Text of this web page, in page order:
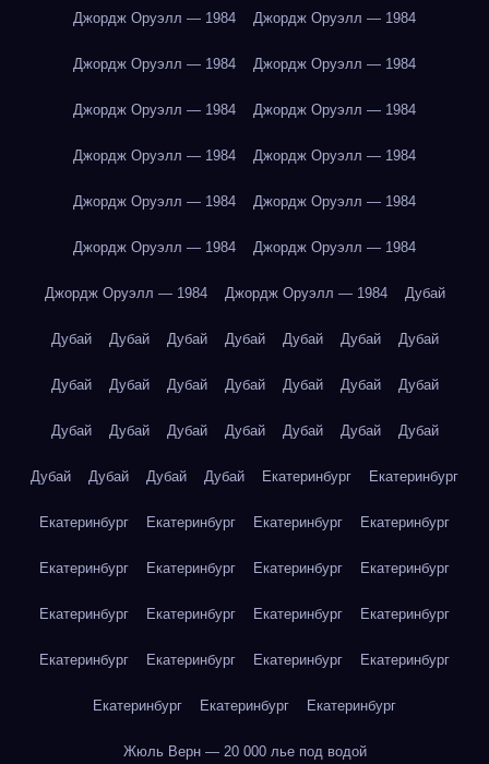
Джордж Оруэлл — 1984 Джордж Оруэлл — 1984
Джордж Оруэлл — 1984 Джордж Оруэлл — 1984
Джордж Оруэлл — 1984 Джордж Оруэлл — 1984
Джордж Оруэлл — 1984 Джордж Оруэлл — 1984
Джордж Оруэлл — 1984 Джордж Оруэлл — 1984
Джордж Оруэлл — 1984 Джордж Оруэлл — 1984
Джордж Оруэлл — 1984 Джордж Оруэлл — 1984 Дубай
Дубай Дубай Дубай Дубай Дубай Дубай Дубай
Дубай Дубай Дубай Дубай Дубай Дубай Дубай
Дубай Дубай Дубай Дубай Дубай Дубай Дубай
Дубай Дубай Дубай Дубай Екатеринбург Екатеринбург
Екатеринбург Екатеринбург Екатеринбург Екатеринбург
Екатеринбург Екатеринбург Екатеринбург Екатеринбург
Екатеринбург Екатеринбург Екатеринбург Екатеринбург
Екатеринбург Екатеринбург Екатеринбург Екатеринбург
Екатеринбург Екатеринбург Екатеринбург
Жюль Верн — 20 000 лье под водой